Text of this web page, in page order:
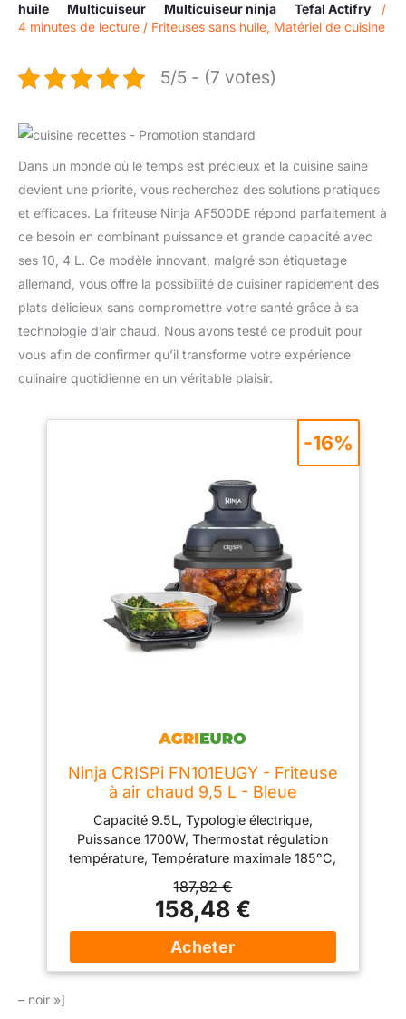
huile
Multicuiseur Multicuiseur ninja Tefal Actifry
/
4 minutes de lecture / Friteuses sans huile, Matériel de cuisine
5/5 - (7 votes)
Dans un monde où le temps est précieux et la cuisine saine
devient une priorité, vous recherchez des solutions pratiques
et efficaces. La friteuse Ninja AF500DE répond parfaitement à
ce besoin en combinant puissance et grande capacité avec
ses 10, 4 L. Ce modèle innovant, malgré son étiquetage
allemand, vous offre la possibilité de cuisiner rapidement des
plats délicieux sans compromettre votre santé grâce à sa
technologie d’air chaud. Nous avons testé ce produit pour
vous afin de confirmer qu’il transforme votre expérience
culinaire quotidienne en un véritable plaisir.
Ninja CRISPi FN101EUGY - Friteuse
à air chaud 9,5 L - Bleue
Capacité 9.5L, Typologie électrique,
Puissance 1700W, Thermostat régulation
température, Température maximale 185°C,
fabrication Chine, Minuterie électronique,
Poids 6.8kg
187,82 €
158,48 €
-16%
– noir »]